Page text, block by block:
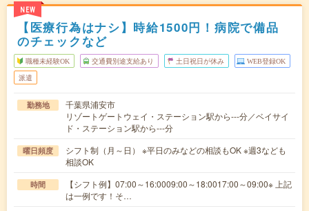
NEW
【医療行為はナシ】時給1500円！病院で備品
のチェックなど
職種未経験OK 交通費別途支給あり 土日祝日が休み WEB登録OK
派遣
勤務地
千葉県浦安市
リゾートゲートウェイ・ステーション駅から---分／ベイサイ
ド・ステーション駅から---分
曜日頻度
シフト制（月～日） ※平日のみなどの相談もOK ※週3なども
相談OK
時間
【シフト例】07:00～16:0009:00～18:0017:00～09:00※ 上記
は一例です！そ…